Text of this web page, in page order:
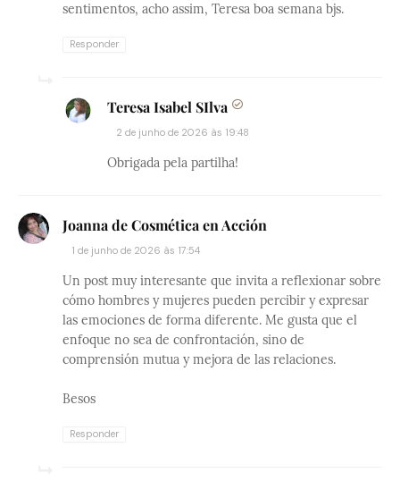
sentimentos, acho assim, Teresa boa semana bjs.
Responder
Teresa Isabel SIlva
2 de junho de 2026 às 19:48
Obrigada pela partilha!
Joanna de Cosmética en Acción
1 de junho de 2026 às 17:54
Un post muy interesante que invita a reflexionar sobre
cómo hombres y mujeres pueden percibir y expresar
las emociones de forma diferente. Me gusta que el
enfoque no sea de confrontación, sino de
comprensión mutua y mejora de las relaciones.
Besos
Responder